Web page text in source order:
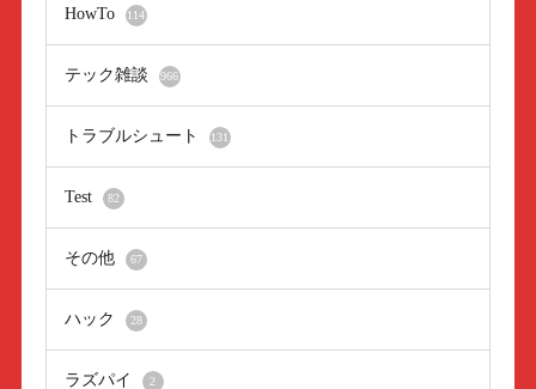
HowTo 114
テック雑談 966
トラブルシュート 131
Test 82
その他 67
ハック 28
ラズパイ 2